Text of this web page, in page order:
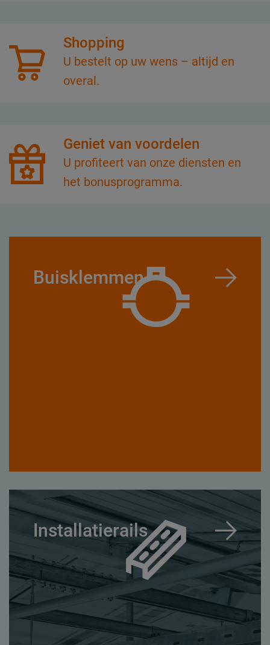
Shopping
U bestelt op uw wens – altijd en
overal.
Geniet van voordelen
U profiteert van onze diensten en
het bonusprogramma.
Buisklemmen
Installatierails